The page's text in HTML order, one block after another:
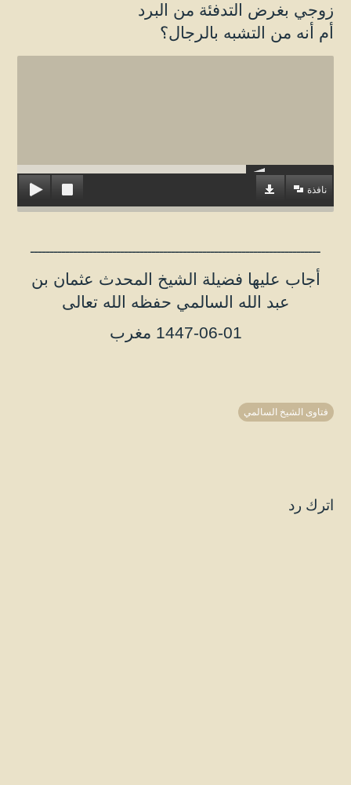
زوجي بغرض التدفئة من البرد
أم أنه من التشبه بالرجال؟
نافذة
ــــــــــــــــــــــــــــــــــــــــــــــــــــــــــــــــــــــــــ
أجاب عليها فضيلة الشيخ المحدث عثمان بن
عبد الله السالمي حفظه الله تعالى
1447-06-01 مغرب
فتاوى الشيخ السالمي
اترك رد